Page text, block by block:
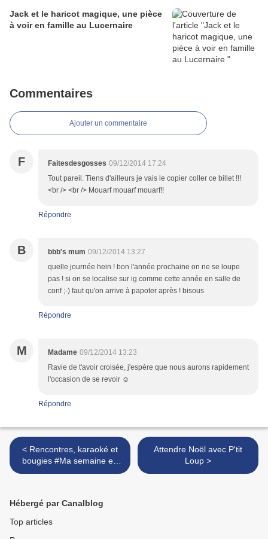
Jack et le haricot magique, une pièce
à voir en famille au Lucernaire
Commentaires
Ajouter un commentaire
F Faitesdesgosses 09/12/2014 17:24
Tout pareil. Tiens d'ailleurs je vais le copier coller ce billet !!!
<br /> <br /> Mouarf mouarf mouarf!!
Répondre
B bbb's mum 09/12/2014 13:27
quelle journée hein ! bon l'année prochaine on ne se loupe
pas ! si on se localise sur ig comme cette année en salle de
conf ;-) faut qu'on arrive à papoter après ! bisous
Répondre
M Madame 09/12/2014 13:23
Ravie de t'avoir croisée, j'espère que nous aurons rapidement
l'occasion de se revoir ☺
Répondre
< Rencontres, karaoké et
bougies #Ma semaine en
mots et en images #20
Attendre Noël avec P'tit
Loup >
Hébergé par Canalblog
Top articles